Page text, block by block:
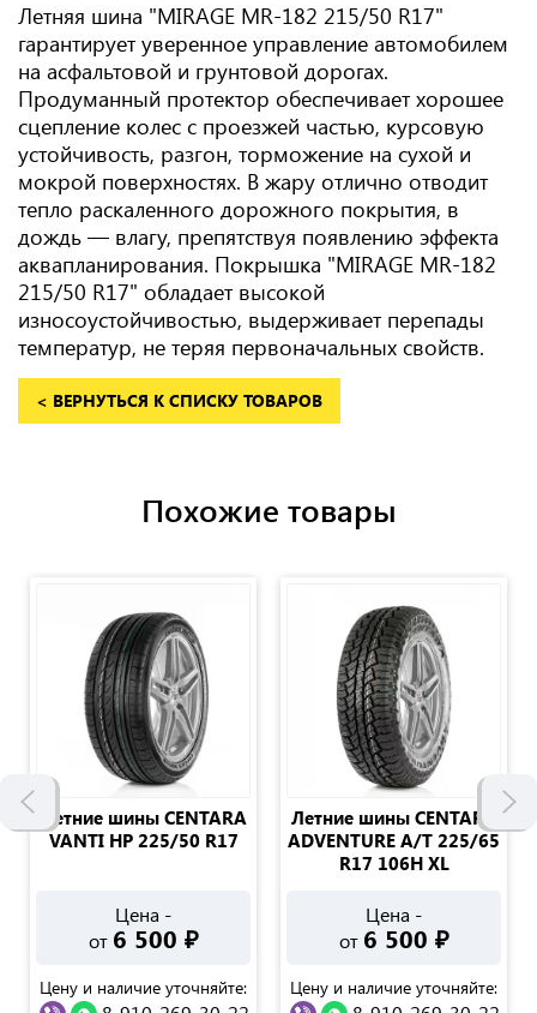
Летняя шина "MIRAGE MR-182 215/50 R17"
гарантирует уверенное управление автомобилем
на асфальтовой и грунтовой дорогах.
Продуманный протектор обеспечивает хорошее
сцепление колес с проезжей частью, курсовую
устойчивость, разгон, торможение на сухой и
мокрой поверхностях. В жару отлично отводит
тепло раскаленного дорожного покрытия, в
дождь — влагу, препятствуя появлению эффекта
аквапланирования. Покрышка "MIRAGE MR-182
215/50 R17" обладает высокой
износоустойчивостью, выдерживает перепады
температур, не теряя первоначальных свойств.
< ВЕРНУТЬСЯ К СПИСКУ ТОВАРОВ
Похожие товары
Летние шины CENTARA
VANTI HP 225/50 R17
Цена -
от 6 500 ₽
Цену и наличие уточняйте:
Летние шины CENTARA
ADVENTURE A/T 225/65
R17 106H XL
Цена -
от 6 500 ₽
Цену и наличие уточняйте: